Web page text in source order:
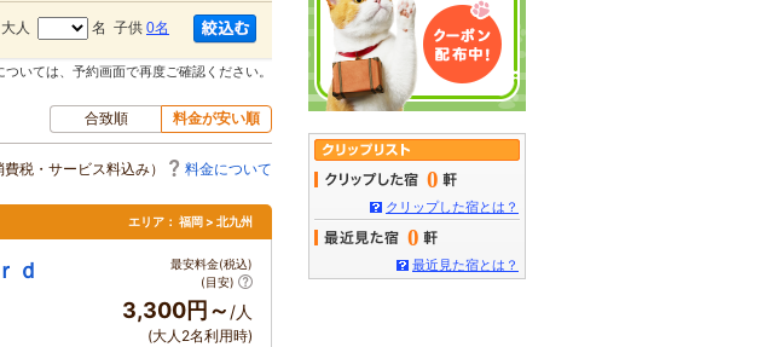
大人 名 子供 0名
いては、予約画面で再度ご確認ください。
合致順 料金が安い順
税・サービス料込み） 料金について
エリア： 福岡 > 北九州
ｄ
最安料金(税込)
(目安)
3,300円～ /人
(大人2名利用時)
0
クリップした宿とは？
0
最近見た宿とは？